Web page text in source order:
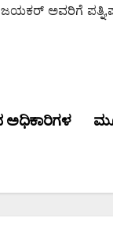
ಅವರಿಗೆ
ಅಧಿಕಾರಿಗಳ